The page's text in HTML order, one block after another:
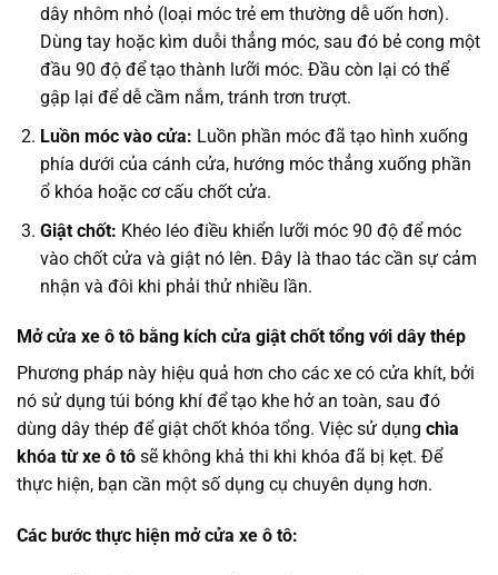
dây nhôm nhỏ (loại móc trẻ em thường dễ uốn hơn).
Dùng tay hoặc kìm duỗi thẳng móc, sau đó bẻ cong một
đầu 90 độ để tạo thành lưỡi móc. Đầu còn lại có thể
gập lại để dễ cầm nắm, tránh trơn trượt.
Luồn móc vào cửa: Luồn phần móc đã tạo hình xuống
phía dưới của cánh cửa, hướng móc thẳng xuống phần
ổ khóa hoặc cơ cấu chốt cửa.
Giật chốt: Khéo léo điều khiển lưỡi móc 90 độ để móc
vào chốt cửa và giật nó lên. Đây là thao tác cần sự cảm
nhận và đôi khi phải thử nhiều lần.
Mở cửa xe ô tô bằng kích cửa giật chốt tổng với dây thép
Phương pháp này hiệu quả hơn cho các xe có cửa khít, bởi
nó sử dụng túi bóng khí để tạo khe hở an toàn, sau đó
dùng dây thép để giật chốt khóa tổng. Việc sử dụng chìa
khóa từ xe ô tô sẽ không khả thi khi khóa đã bị kẹt. Để
thực hiện, bạn cần một số dụng cụ chuyên dụng hơn.
Các bước thực hiện mở cửa xe ô tô: